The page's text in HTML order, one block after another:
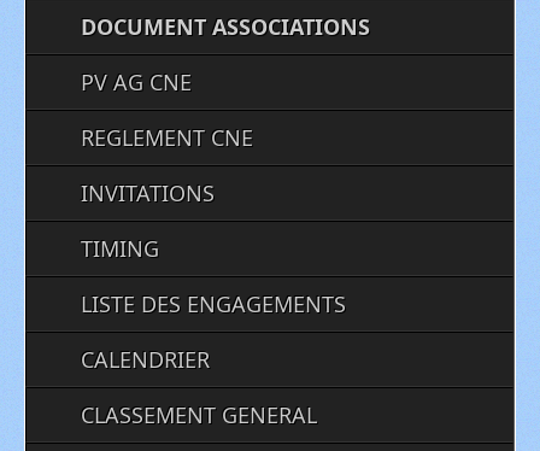
DOCUMENT ASSOCIATIONS
PV AG CNE
REGLEMENT CNE
INVITATIONS
TIMING
LISTE DES ENGAGEMENTS
CALENDRIER
CLASSEMENT GENERAL